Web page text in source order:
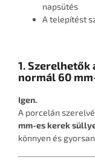
napsütés
A telepítést
1.
normál 60
Igen.
A porcelán
mm-es kerek
könnyen és